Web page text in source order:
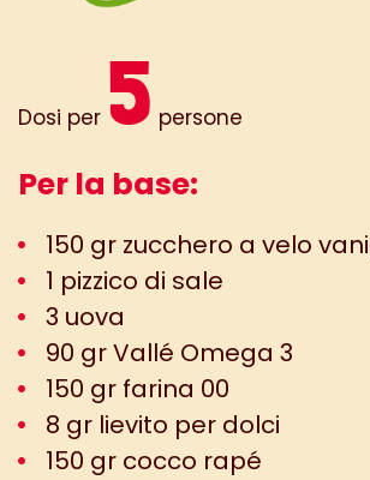
Dosi per 5 persone
Per la base:
150 gr zucchero a velo
1 pizzico di sale
3 uova
90 gr Vallé Omega 3
150 gr farina 00
8 gr lievito per dolci
150 gr cocco rapé